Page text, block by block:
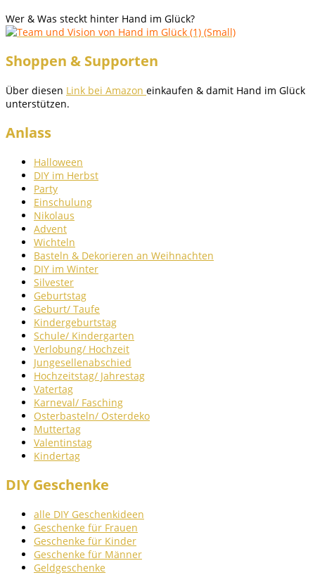
Wer & Was steckt hinter Hand im Glück?
Shoppen & Supporten
Über diesen Link bei Amazon einkaufen & damit Hand im Glück
unterstützen.
Anlass
Halloween
DIY im Herbst
Party
Einschulung
Nikolaus
Advent
Wichteln
Basteln & Dekorieren an Weihnachten
DIY im Winter
Silvester
Geburtstag
Geburt/ Taufe
Kindergeburtstag
Schule/ Kindergarten
Verlobung/ Hochzeit
Jungesellenabschied
Hochzeitstag/ Jahrestag
Vatertag
Karneval/ Fasching
Osterbasteln/ Osterdeko
Muttertag
Valentinstag
Kindertag
DIY Geschenke
alle DIY Geschenkideen
Geschenke für Frauen
Geschenke für Kinder
Geschenke für Männer
Geldgeschenke